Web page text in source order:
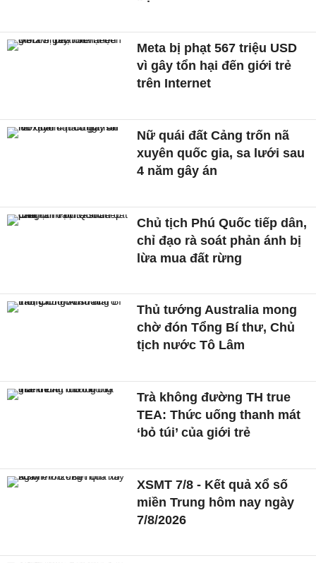
Meta bị phạt 567 triệu USD
vì gây tổn hại đến giới trẻ
trên Internet
Nữ quái đất Cảng trốn nã
xuyên quốc gia, sa lưới sau
4 năm gây án
Chủ tịch Phú Quốc tiếp dân,
chỉ đạo rà soát phản ánh bị
lừa mua đất rừng
Thủ tướng Australia mong
chờ đón Tổng Bí thư, Chủ
tịch nước Tô Lâm
Trà không đường TH true
TEA: Thức uống thanh mát
‘bỏ túi’ của giới trẻ
XSMT 7/8 - Kết quả xổ số
miền Trung hôm nay ngày
7/8/2026